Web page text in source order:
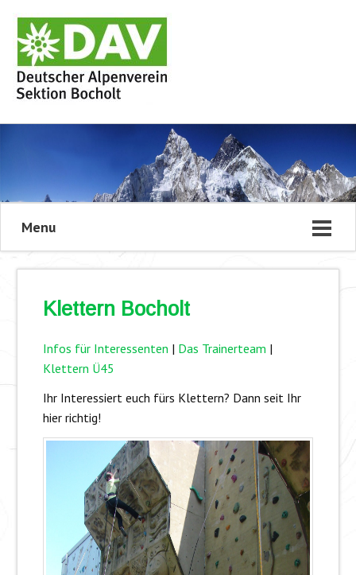
Menu
Klettern Bocholt
Infos für Interessenten | Das Trainerteam |
Klettern Ü45
Ihr Interessiert euch fürs Klettern? Dann seit Ihr
hier richtig!